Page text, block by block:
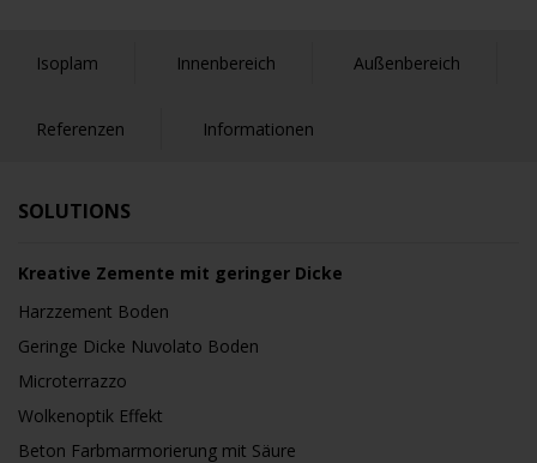
Isoplam Innenbereich Außenbereich
Referenzen Informationen
SOLUTIONS
Kreative Zemente mit geringer Dicke
Harzzement Boden
Geringe Dicke Nuvolato Boden
Microterrazzo
Wolkenoptik Effekt
Beton Farbmarmorierung mit Säure